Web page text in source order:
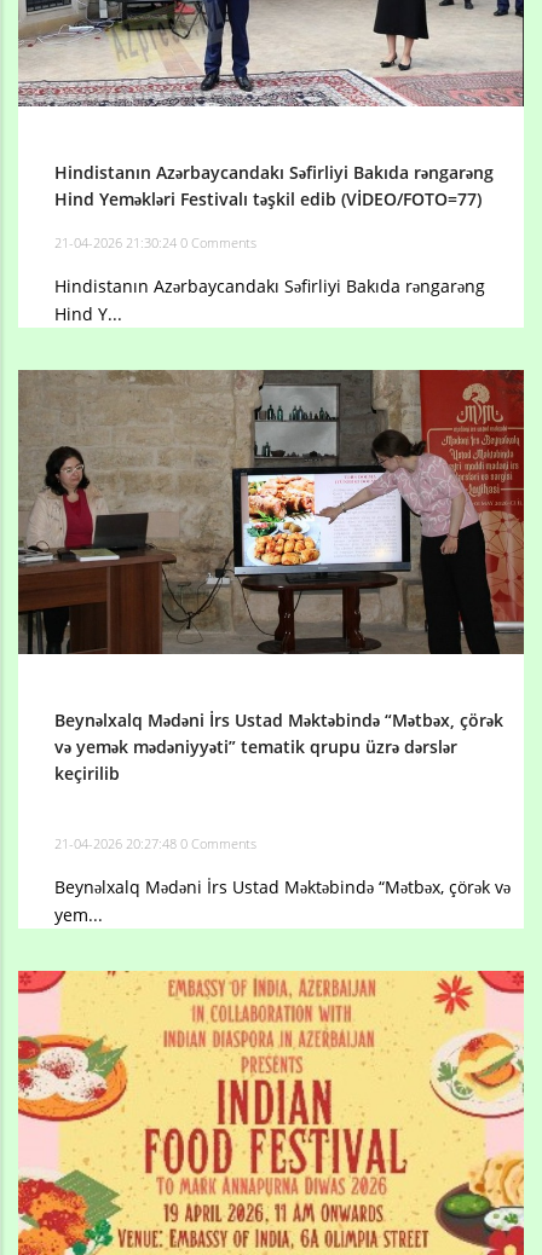
Hindistanın Azərbaycandakı Səfirliyi Bakıda rəngarəng
Hind Yeməkləri Festivalı təşkil edib (VİDEO/FOTO=77)
21-04-2026 21:30:24 0 Comments
Hindistanın Azərbaycandakı Səfirliyi Bakıda rəngarəng
Hind Y...
Beynəlxalq Mədəni İrs Ustad Məktəbində “Mətbəx, çörək
və yemək mədəniyyəti” tematik qrupu üzrə dərslər
keçirilib
21-04-2026 20:27:48 0 Comments
Beynəlxalq Mədəni İrs Ustad Məktəbində “Mətbəx, çörək və
yem...